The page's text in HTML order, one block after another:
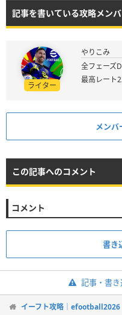
記事を書いている攻略メン
ライター
やりこみ
全フェーズ
最高レート
メンバ
この記事へのコメント
コメント
書き
記事・書
イーフト攻略｜efootball2026